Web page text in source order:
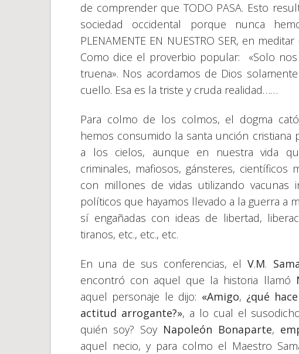
de comprender que TODO PASA. Esto
sociedad occidental porque nunca
PLENAMENTE EN NUESTRO SER, en
Como dice el proverbio popular: «Solo
truena». Nos acordamos de Dios
cuello. Esa es la triste y cruda realidad……
Para colmo de los colmos, el dogma
hemos consumido la santa unción cristiana
a los cielos, aunque en nuestra vida
criminales, mafiosos, gánsteres, científicos
con millones de vidas utilizando vacunas
políticos que hayamos llevado a la guerra a
sí engañadas con ideas de libertad,
tiranos, etc., etc., etc.
En una de sus conferencias, elV.M.
encontró con aquel que la historia llamó
aquel personaje le dijo: «Amigo, ¿qué
actitud arrogante?», a lo cual el
quién soy? Soy Napoleón Bonaparte,
aquel necio, y para colmo el Maestro